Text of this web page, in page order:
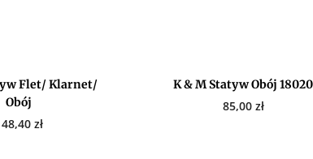
Flet/ Klarnet/
Obój
zł
K & M Statyw Obój 18020
85,00 zł